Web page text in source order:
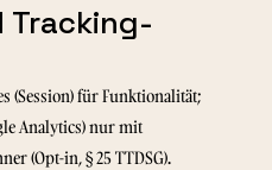
Tracking-
(Session) für Funktionalität;
Analytics) nur mit
(Opt-in, § 25 TTDSG).